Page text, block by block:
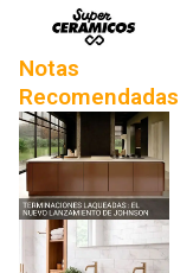
Notas
Recomendadas